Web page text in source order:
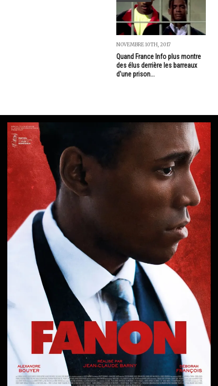
NOVEMBRE 10TH, 2017
Quand France Info plus montre
des élus derrière les barreaux
d'une prison...